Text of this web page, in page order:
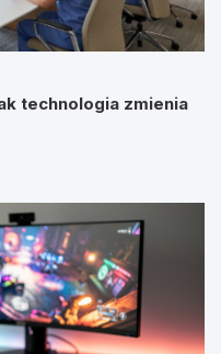
technologia zmienia